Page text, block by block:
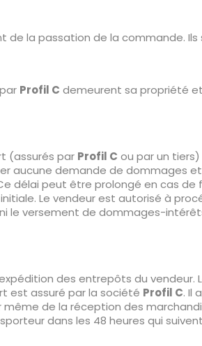
la passation de la commande.
Profil C demeurent sa propriété
(assurés par Profil C ou par un
aucune demande de dommages
délai peut être prolongé en cas de
Le vendeur est autorisé à
le versement de dommages-
des entrepôts du
est assuré par la société Profil C. Il
de la réception des
dans les 48 heures qui